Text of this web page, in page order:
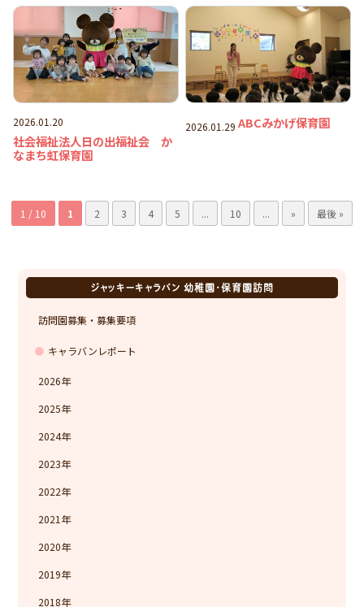
2026.01.20
社会福祉法人日の出福祉会 か
なまち虹保育園
2026.01.29 ABCみかげ保育園
1 / 10 1 2 3 4 5 ... 10 ... » 最後 »
ジャッキーキャラバン 幼稚園・保育園訪問
訪問園募集・募集要項
キャラバンレポート
2026
2025
2024
2023
2022
2021
2020
2019
2018